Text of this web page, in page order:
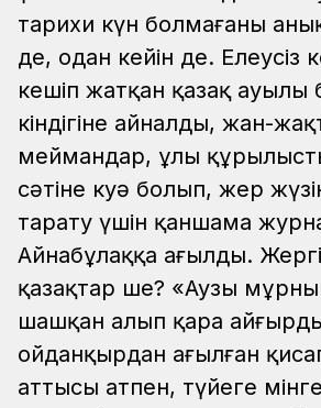
тарихи күн болмағаны
де, одан кейін де. Елеусіз
кешіп жатқан қазақ ауылы
кіндігіне айналды, жан-
меймандар, ұлы
сәтіне куә болып, жер
тарату үшін қаншама
Айнабұлаққа ағылды.
қазақтар ше? «Аузы
шашқан алып қара
ойданқырдан ағылған
аттысы атпен, түйеге